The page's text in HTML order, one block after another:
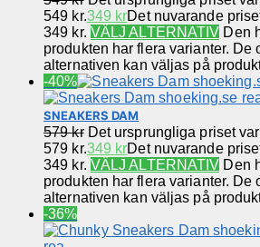
549 kr.349 krDet nuvarande
349 kr. VÄLJ ALTERNATIV Den
produkten har flera varianter. De
alternativen kan väljas på
-40%
SNEAKERS DAM
579kr Det ursprungliga priset
579 kr.349 krDet nuvarande
349 kr. VÄLJ ALTERNATIV Den
produkten har flera varianter. De
alternativen kan väljas på
-36%